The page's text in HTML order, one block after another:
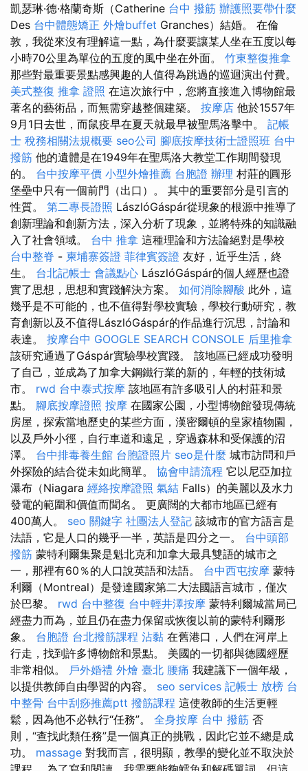
凱瑟琳·德·格蘭奇斯（Catherine 台中 撥筋 辦護照要帶什麼
Des 台中體態矯正 外燴buffet Granches）結婚。 在倫
敦，我從來沒有理解這一點，為什麼要讓某人坐在五度以每
小時70公里為單位的五度的風中坐在外面。 竹東整復推拿
那些對最重要景點感興趣的人值得為跳過的巡迴演出付費。
美式整復 推拿 證照 在這次旅行中，您將直接進入博物館最
著名的藝術品，而無需穿越整個建築。 按摩店 他於1557年
9月1日去世，而鼠疫早在夏天就最早被聖馬洛擊中。 記帳
士 稅務相關法規概要 seo公司 腳底按摩技術士證照班 台中
撥筋 他的遺體是在1949年在聖馬洛大教堂工作期間發現
的。 台中按摩平價 小型外燴推薦 台胞證 辦理 村莊的圓形
堡壘中只有一個前門（出口）。 其中的重要部分是引言的
性質。 第二專長證照 LászlóGáspár從現象的根源中推導了
創新理論和創新方法，深入分析了現象，並將特殊的知識融
入了社會領域。 台中 推拿 這種理論和方法論絕對是學校
台中整脊 - 柬埔寨簽證 菲律賓簽證 友好，近乎生活，終
生。 台北記帳士 會議點心 LászlóGáspár的個人經歷也證
實了思想，思想和實踐解決方案。 如何消除腳酸 此外，這
幾乎是不可能的，也不值得對學校實驗，學校行動研究，教
育創新以及不值得LászlóGáspár的作品進行沉思，討論和
表達。 按摩台中 GOOGLE SEARCH CONSOLE 后里推拿
該研究通過了Gáspár實驗學校實踐。 該地區已經成功發明
了自己，並成為了加拿大鋼鐵行業的新的，年輕的技術城
市。 rwd 台中泰式按摩 該地區有許多吸引人的村莊和景
點。 腳底按摩證照 按摩 在國家公園，小型博物館發現傳統
房屋，探索當地歷史的某些方面，漢密爾頓的皇家植物園，
以及戶外小徑，自行車道和遠足，穿過森林和受保護的沼
澤。 台中排毒養生館 台胞證照片 seo是什麼 城市訪問和戶
外探險的結合從未如此簡單。 協會申請流程 它以尼亞加拉
瀑布（Niagara 經絡按摩證照 氣結 Falls）的美麗以及水力
發電的範圍和價值而聞名。 更廣闊的大都市地區已經有
400萬人。 seo 關鍵字 社團法人登記 該城市的官方語言是
法語，它是人口的幾乎一半，英語是四分之一。 台中頭部
撥筋 蒙特利爾集聚是魁北克和加拿大最具雙語的城市之
一，那裡有60％的人口說英語和法語。 台中西屯按摩 蒙特
利爾（Montreal）是發達國家第二大法國語言城市，僅次
於巴黎。 rwd 台中整復 台中輕井澤按摩 蒙特利爾城當局已
經盡力而為，並且仍在盡力保留或恢復以前的蒙特利爾形
象。 台胞證 台北撥筋課程 沾黏 在舊港口，人們在河岸上
行走，找到許多博物館和景點。 美國的一切都與德國經歷
非常相似。 戶外婚禮 外燴 臺北 腰痛 我建議下一個年級，
以提供教師自由學習的內容。 seo services 記帳士 放榜 台
中整骨 台中刮痧推薦ptt 撥筋課程 這使教師的生活更輕
鬆，因為他不必執行“任務”。 全身按摩 台中 撥筋 否
則，“查找此類任務”是一個真正的挑戰，因此它並不總是成
功。 massage 對我而言，很明顯，教學的變化並不取決於